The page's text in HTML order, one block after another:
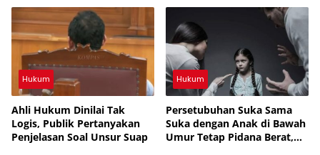
Rakyat yang Bodoh
Hukum
Ahli Hukum Dinilai Tak
Logis, Publik Pertanyakan
Penjelasan Soal Unsur Suap
Hukum
Persetubuhan Suka Sama
Suka dengan Anak di Bawah
Umur Tetap Pidana Berat,